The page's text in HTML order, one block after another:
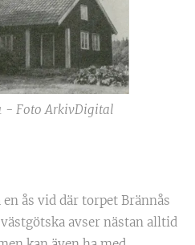
- Foto ArkivDigital
ås vid där torpet Brännås
avser nästan alltid